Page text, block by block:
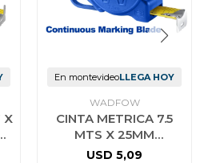
X
En montevideoLLEGA HOY
WADFOW
CINTA METRICA 7.5
MTS X 25MM
WADFOW
USD 5,09